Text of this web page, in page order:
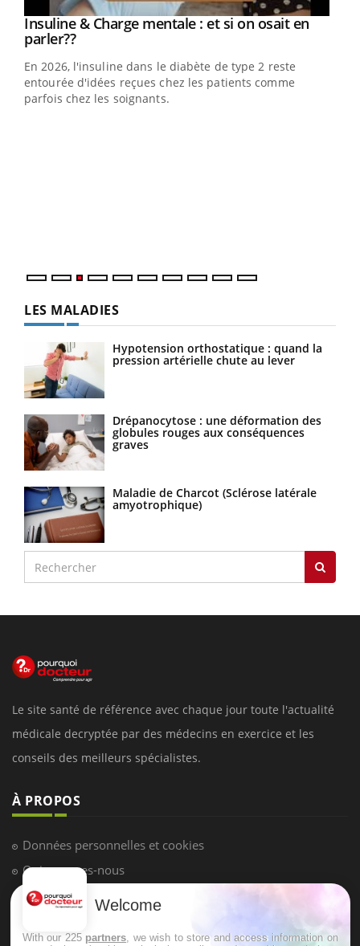
Youtube
Insuline & Charge mentale : et si on osait en
parler??Youtube
En 2026, l'insuline dans le diabète de type 2 reste
entourée d'idées reçues chez les patients comme
parfois chez les soignants.
LES MALADIES
Hypotension orthostatique : quand la
pression artérielle chute au lever
Drépanocytose : une déformation des
globules rouges aux conséquences
graves
Maladie de Charcot (Sclérose latérale
amyotrophique)
Le site santé de référence avec chaque jour toute l'actualité
médicale decryptée par des médecins en exercice et les
conseils des meilleurs spécialistes.
À PROPOS
Données personnelles et cookies
Qui sommes-nous
Conditions d'utilisation
Welcome
With our 225 partners , we wish to store and access information on